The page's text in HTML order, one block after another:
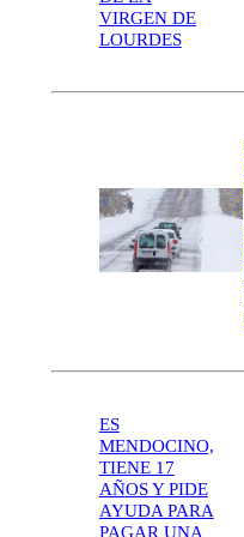
VIRGEN DE
LOURDES
ES
MENDOCINO,
TIENE 17
AÑOS Y PIDE
AYUDA PARA
PAGAR UNA